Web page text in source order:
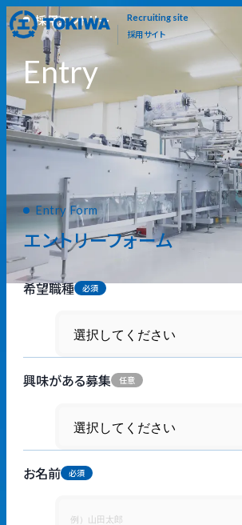
Recruiting site
採用サイト
採用エントリー
Entry
TOP
エントリーフォーム
希望職種
興味がある募集
お名前